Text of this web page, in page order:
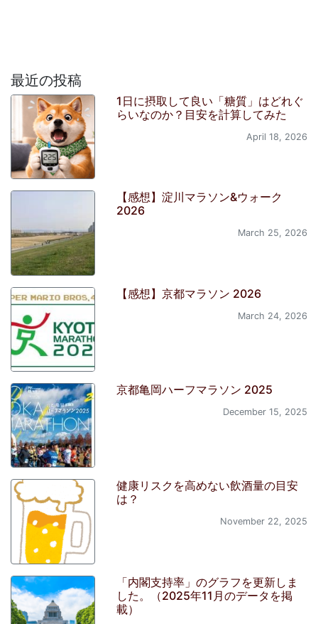
最近の投稿
1日に摂取して良い「糖質」はどれぐ
らいなのか？目安を計算してみた
April 18, 2026
【感想】淀川マラソン&ウォーク
2026
March 25, 2026
【感想】京都マラソン 2026
March 24, 2026
京都亀岡ハーフマラソン 2025
December 15, 2025
健康リスクを高めない飲酒量の目安
は？
November 22, 2025
「内閣支持率」のグラフを更新しま
した。（2025年11月のデータを掲
載）